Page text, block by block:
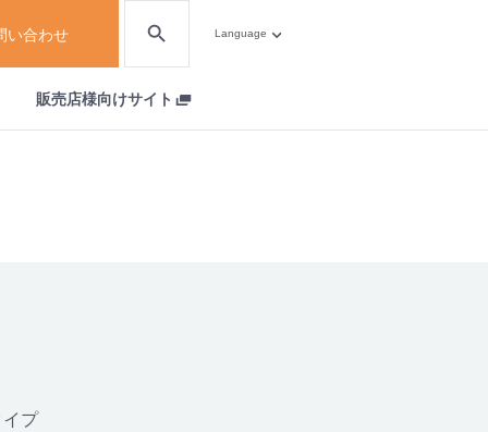
い合わせ Language
販売店様向けサイト
プ